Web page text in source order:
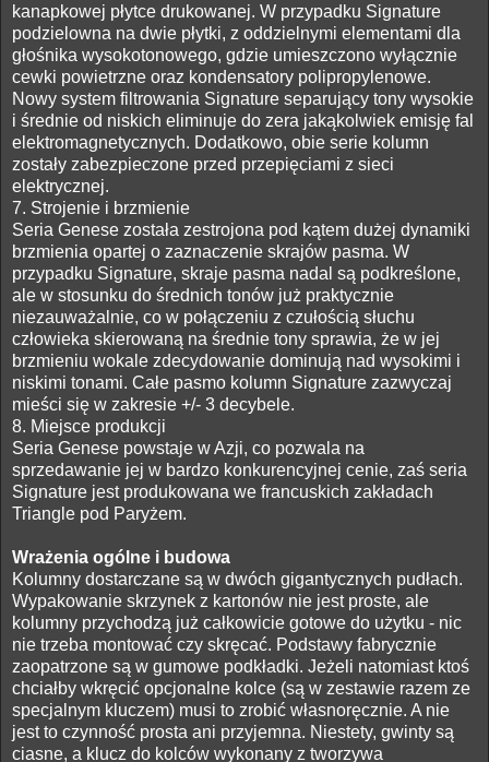
kanapkowej płytce drukowanej. W przypadku Signature
podzielowna na dwie płytki, z oddzielnymi elementami dla
głośnika wysokotonowego, gdzie umieszczono wyłącznie
cewki powietrzne oraz kondensatory polipropylenowe.
Nowy system filtrowania Signature separujący tony wysokie
i średnie od niskich eliminuje do zera jakąkolwiek emisję fal
elektromagnetycznych. Dodatkowo, obie serie kolumn
zostały zabezpieczone przed przepięciami z sieci
elektrycznej.
7. Strojenie i brzmienie
Seria Genese została zestrojona pod kątem dużej dynamiki
brzmienia opartej o zaznaczenie skrajów pasma. W
przypadku Signature, skraje pasma nadal są podkreślone,
ale w stosunku do średnich tonów już praktycznie
niezauważalnie, co w połączeniu z czułością słuchu
człowieka skierowaną na średnie tony sprawia, że w jej
brzmieniu wokale zdecydowanie dominują nad wysokimi i
niskimi tonami. Całe pasmo kolumn Signature zazwyczaj
mieści się w zakresie +/- 3 decybele.
8. Miejsce produkcji
Seria Genese powstaje w Azji, co pozwala na
sprzedawanie jej w bardzo konkurencyjnej cenie, zaś seria
Signature jest produkowana we francuskich zakładach
Triangle pod Paryżem.
Wrażenia ogólne i budowa
Kolumny dostarczane są w dwóch gigantycznych pudłach.
Wypakowanie skrzynek z kartonów nie jest proste, ale
kolumny przychodzą już całkowicie gotowe do użytku - nic
nie trzeba montować czy skręcać. Podstawy fabrycznie
zaopatrzone są w gumowe podkładki. Jeżeli natomiast ktoś
chciałby wkręcić opcjonalne kolce (są w zestawie razem ze
specjalnym kluczem) musi to zrobić własnoręcznie. A nie
jest to czynność prosta ani przyjemna. Niestety, gwinty są
ciasne, a klucz do kolców wykonany z tworzywa